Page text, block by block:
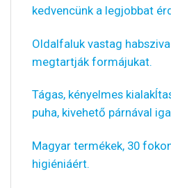
kedvencünk a legjobbat
Oldalfaluk vastag
megtartják formájukat.
Tágas, kényelmes
puha, kivehető párnával
Magyar termékek, 30
higiéniáért.